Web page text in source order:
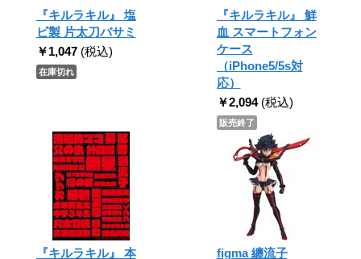
『キルラキル』 塩
ビ製 片太刀バサミ
￥1,047 (税込)
在庫切れ
『キルラキル』 鮮
血 スマートフォン
ケース
（iPhone5/5s対
応）
￥2,094 (税込)
販売終了
『キルラキル』 本
figma 纏流子